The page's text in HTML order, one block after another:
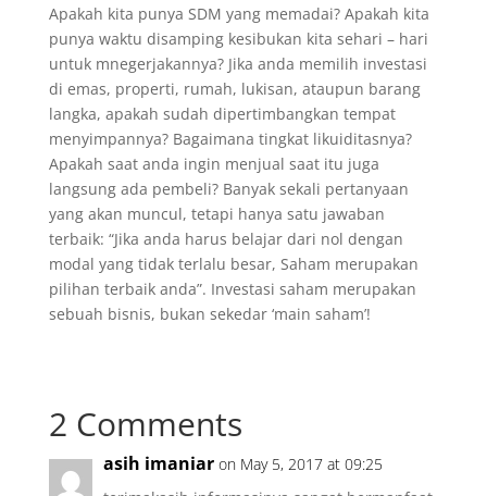
Apakah kita punya SDM yang memadai? Apakah kita
punya waktu disamping kesibukan kita sehari – hari
untuk mnegerjakannya? Jika anda memilih investasi
di emas, properti, rumah, lukisan, ataupun barang
langka, apakah sudah dipertimbangkan tempat
menyimpannya? Bagaimana tingkat likuiditasnya?
Apakah saat anda ingin menjual saat itu juga
langsung ada pembeli? Banyak sekali pertanyaan
yang akan muncul, tetapi hanya satu jawaban
terbaik: “Jika anda harus belajar dari nol dengan
modal yang tidak terlalu besar, Saham merupakan
pilihan terbaik anda”. Investasi saham merupakan
sebuah bisnis, bukan sekedar ‘main saham’!
2 Comments
asih imaniar on May 5, 2017 at 09:25